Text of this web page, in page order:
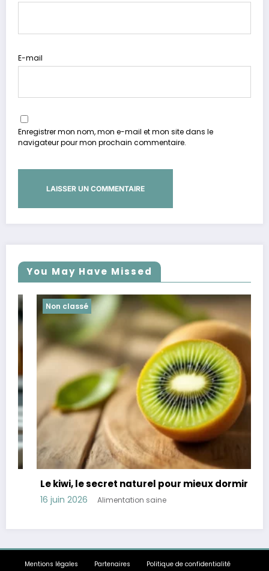
E-mail
Enregistrer mon nom, mon e-mail et mon site dans le
navigateur pour mon prochain commentaire.
You May Have Missed
Non classé
Le kiwi, le secret naturel pour mieux dormir
16 juin 2026 Alimentation saine
Mentions légales Partenaires Politique de confidentialité